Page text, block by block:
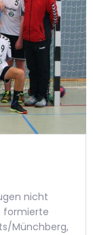
nicht
formierte
Münchberg,